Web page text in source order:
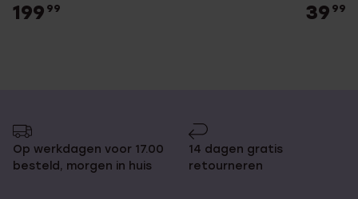
199 99 39 99
Op werkdagen voor 17.00
besteld, morgen in huis
14 dagen gratis
retourneren